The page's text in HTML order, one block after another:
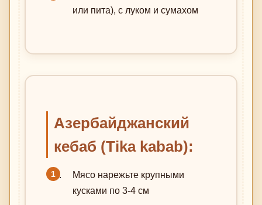
или пита), с луком и сумахом
Азербайджанский
кебаб (Tika kabab):
Мясо нарежьте крупными
кусками по 3-4 см